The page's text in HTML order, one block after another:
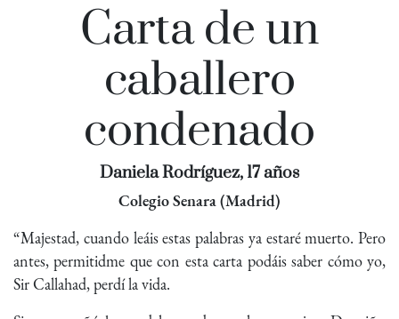
Carta de un
caballero
condenado
Daniela Rodríguez, 17 años
Colegio Senara (Madrid)
“Majestad, cuando leáis estas palabras ya estaré muerto. Pero
antes, permitidme que con esta carta podáis saber cómo yo,
Sir Callahad, perdí la vida.